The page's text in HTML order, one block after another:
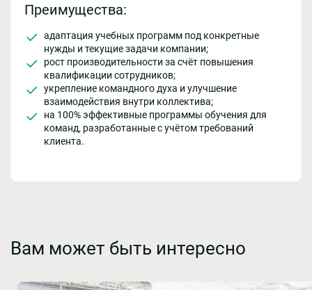
Преимущества:
адаптация учебных программ под конкретные
нужды и текущие задачи компании;
рост производительности за счёт повышения
квалификации сотрудников;
укрепление командного духа и улучшение
взаимодействия внутри коллектива;
на 100% эффективные программы обучения для
команд, разработанные с учётом требований
клиента.
Вам может быть интересно